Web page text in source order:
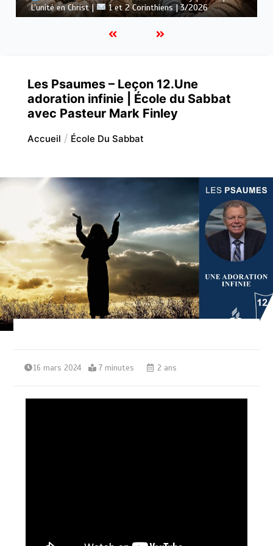
: Le message de la croix |
1 et 2 Corinthiens | 3/2026
Les Psaumes – Leçon 12.Une
adoration infinie | École du Sabbat
avec Pasteur Mark Finley
Accueil École Du Sabbat
16 mars 2024 7 minutes 2 ans